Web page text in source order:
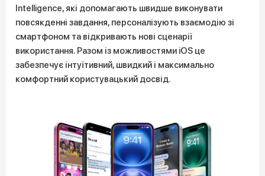
Intelligence, які допомагають швидше виконувати
повсякденні завдання, персоналізують взаємодію зі
смартфоном та відкривають нові сценарії
використання. Разом із можливостями iOS це
забезпечує інтуїтивний, швидкий і максимально
комфортний користувацький досвід.